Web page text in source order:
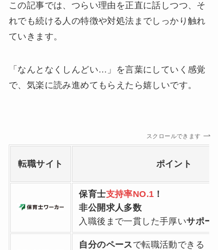
この記事では、つらい理由を正直に話しつつ、そ
れでも続ける人の特徴や対処法までしっかり触れ
ていきます。
「なんとなくしんどい…」を言葉にしていく感覚
で、気楽に読み進めてもらえたら嬉しいです。
スクロールできます
転職サイト ポイント
保育士支持率NO.1 ！
非公開求人多数
入職後まで一貫した手厚いサポー
自分のペースで転職活動できる